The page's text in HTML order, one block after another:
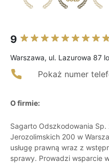
9
Warszawa, ul. Lazurowa 87
Pokaż numer
O firmie:
Sagarto Odszkodowania Sp.
Jerozolimskich 200 w
usługę prawną wraz z
sprawy. Prowadzi wsparcie